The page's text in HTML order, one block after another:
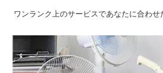
ワンランク上のサービスであなたに合わせ